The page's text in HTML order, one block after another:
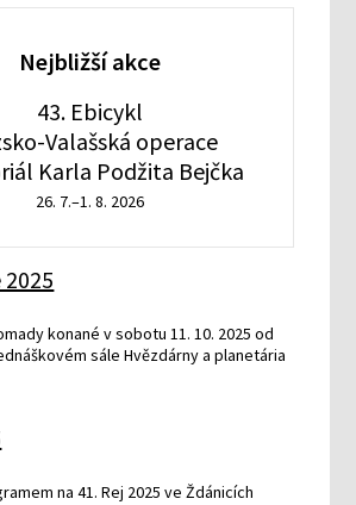
Nejbližší akce
43. Ebicykl
Valašská operace
Karla Podžita Bejčka
26. 7.–1. 8. 2026
2025
konané v sobotu 11. 10. 2025 od
sále Hvězdárny a planetária
na 41. Rej 2025 ve Ždánicích